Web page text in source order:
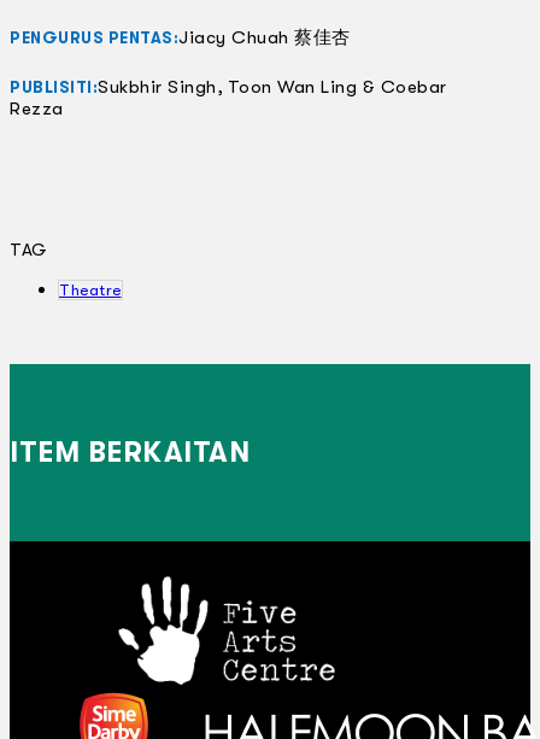
PENGURUS PENTAS:Jiacy Chuah 蔡佳杏
PUBLISITI:Sukbhir Singh, Toon Wan Ling & Coebar
Rezza
TAG
Theatre
ITEM BERKAITAN